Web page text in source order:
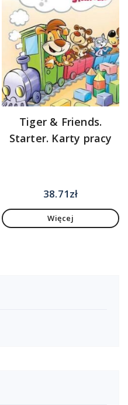
Tiger & Friends.
Starter. Karty pracy
38.71zł
Więcej